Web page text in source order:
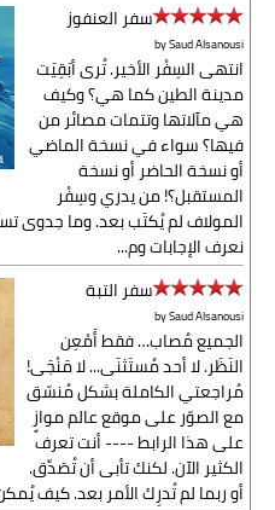
سفر العنفوز
bySaud Alsanousi
انتهى السِفْر الأخير. تُرى أبَقِيَت
مدينة الطين كما هي؟ وكيف
هي مآلاتها وتتمات مصائر من
فيها؟ سواء في نسخة الماضي
أو نسخة الحاضر أو نسخة
المستقبل؟! من يدري وسِفْر
المولاف لم يُكتَب بعد. وما جدوى
نعرف الإجابات وم...
سفر التبة
bySaud Alsanousi
الجميع مُصاب… فقط أَمْعِن
النَظَر. لا أحد مُستَثنَى... لا مَنْجَى!
مُراجعتي الكاملة بشكل مُنسّق
مع الصوّر على موقع عالم موازٍ
على هذا الرابط ---- أنت تعرف
الكثير الآن. لكنك تأبى أن تُصَدِّق.
أو ربما لم تُدرِك الأمر بعد. كيف